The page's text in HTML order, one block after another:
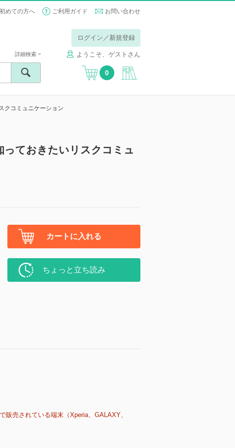
初めての方へ ご利用ガイド お問い合わせ
ログイン／新規登録
ようこそ、ゲストさん
詳細検索
0
クコミュニケーション
っておきたいリスクコミュ
カートに入れる
ちょっと立ち読み
売されている端末（Xperia、GALAXY、